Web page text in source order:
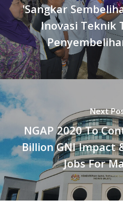
'Sangkar
Inovasi Teknik
Next
NGAP 2020 To
Billion GNI Impact
Jobs For